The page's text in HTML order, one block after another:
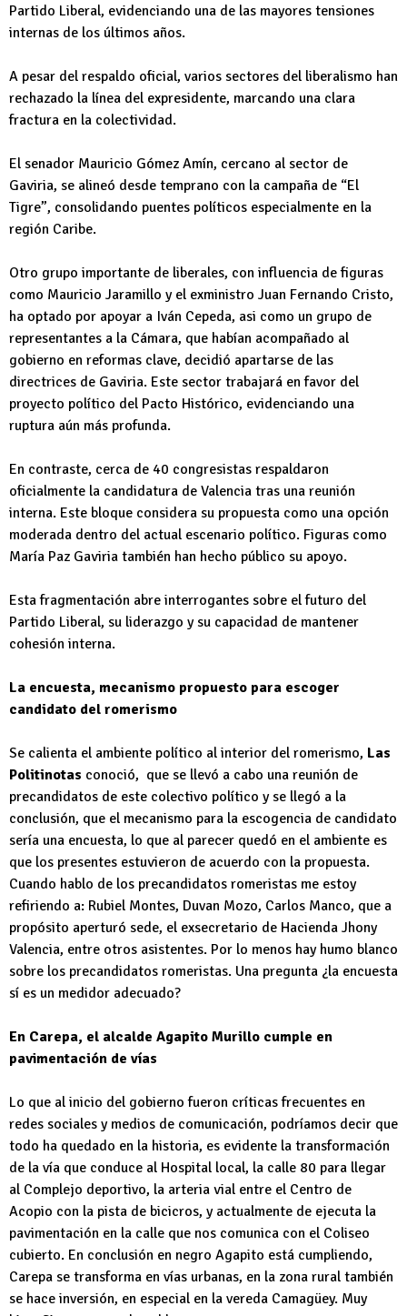
Partido Liberal, evidenciando una de las mayores tensiones
internas de los últimos años.
A pesar del respaldo oficial, varios sectores del liberalismo han
rechazado la línea del expresidente, marcando una clara
fractura en la colectividad.
El senador Mauricio Gómez Amín, cercano al sector de
Gaviria, se alineó desde temprano con la campaña de “El
Tigre”, consolidando puentes políticos especialmente en la
región Caribe.
Otro grupo importante de liberales, con influencia de figuras
como Mauricio Jaramillo y el exministro Juan Fernando Cristo,
ha optado por apoyar a Iván Cepeda, asi como un grupo de
representantes a la Cámara, que habían acompañado al
gobierno en reformas clave, decidió apartarse de las
directrices de Gaviria. Este sector trabajará en favor del
proyecto político del Pacto Histórico, evidenciando una
ruptura aún más profunda.
En contraste, cerca de 40 congresistas respaldaron
oficialmente la candidatura de Valencia tras una reunión
interna. Este bloque considera su propuesta como una opción
moderada dentro del actual escenario político. Figuras como
María Paz Gaviria también han hecho público su apoyo.
Esta fragmentación abre interrogantes sobre el futuro del
Partido Liberal, su liderazgo y su capacidad de mantener
cohesión interna.
La encuesta, mecanismo propuesto para escoger
candidato del romerismo
Se calienta el ambiente político al interior del romerismo, Las
Politinotas conoció, que se llevó a cabo una reunión de
precandidatos de este colectivo político y se llegó a la
conclusión, que el mecanismo para la escogencia de candidato
sería una encuesta, lo que al parecer quedó en el ambiente es
que los presentes estuvieron de acuerdo con la propuesta.
Cuando hablo de los precandidatos romeristas me estoy
refiriendo a: Rubiel Montes, Duvan Mozo, Carlos Manco, que a
propósito aperturó sede, el exsecretario de Hacienda Jhony
Valencia, entre otros asistentes. Por lo menos hay humo blanco
sobre los precandidatos romeristas. Una pregunta ¿la encuesta
sí es un medidor adecuado?
En Carepa, el alcalde Agapito Murillo cumple en
pavimentación de vías
Lo que al inicio del gobierno fueron críticas frecuentes en
redes sociales y medios de comunicación, podríamos decir que
todo ha quedado en la historia, es evidente la transformación
de la vía que conduce al Hospital local, la calle 80 para llegar
al Complejo deportivo, la arteria vial entre el Centro de
Acopio con la pista de bicicros, y actualmente de ejecuta la
pavimentación en la calle que nos comunica con el Coliseo
cubierto. En conclusión en negro Agapito está cumpliendo,
Carepa se transforma en vías urbanas, en la zona rural también
se hace inversión, en especial en la vereda Camagüey. Muy